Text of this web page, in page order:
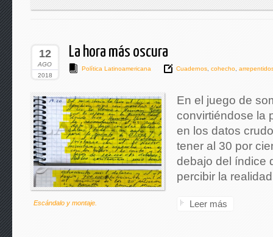
12
AGO
2018
La hora más oscura
Política Latinoamericana Cuadernos cohecho
Escándalo y montaje.
En el juego de
convirtiéndose la
en los datos
tener al 30 por
debajo del índice
percibir la
Leer más